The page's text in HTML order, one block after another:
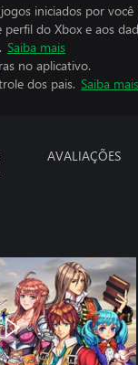
iniciados por você
do Xbox e aos
Saiba mais
no aplicativo.
dos pais. Saiba mais
AVALIAÇÕES